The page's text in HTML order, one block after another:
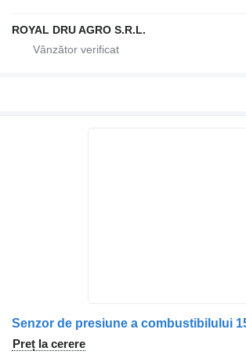
ROYAL DRU AGRO S.R.L.
Preț la cerere